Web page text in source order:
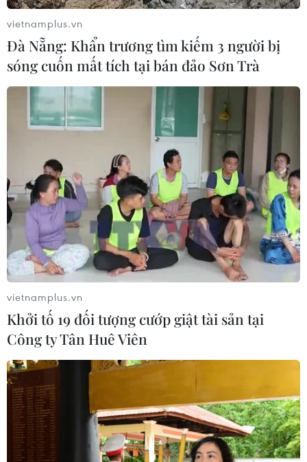
vietnamplus.vn
Đà Nẵng: Khẩn trương tìm kiếm 3 người bị
sóng cuốn mất tích tại bán đảo Sơn Trà
vietnamplus.vn
Khởi tố 19 đối tượng cướp giật tài sản tại
Công ty Tân Huê Viên